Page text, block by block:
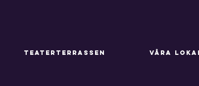
TEATERTERRASSEN VÅRA